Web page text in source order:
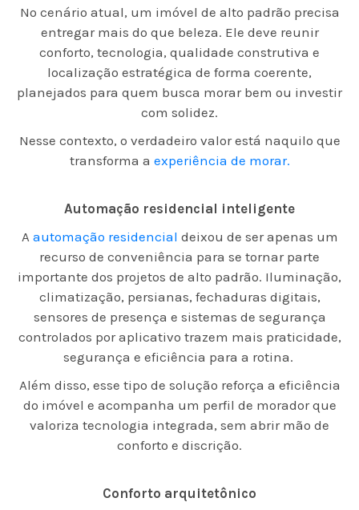
No cenário atual, um imóvel de alto padrão precisa
entregar mais do que beleza. Ele deve reunir
conforto, tecnologia, qualidade construtiva e
localização estratégica de forma coerente,
planejados para quem busca morar bem ou investir
com solidez.
Nesse contexto, o verdadeiro valor está naquilo que
transforma a experiência de morar.
Automação residencial inteligente
A automação residencial deixou de ser apenas um
recurso de conveniência para se tornar parte
importante dos projetos de alto padrão. Iluminação,
climatização, persianas, fechaduras digitais,
sensores de presença e sistemas de segurança
controlados por aplicativo trazem mais praticidade,
segurança e eficiência para a rotina.
Além disso, esse tipo de solução reforça a eficiência
do imóvel e acompanha um perfil de morador que
valoriza tecnologia integrada, sem abrir mão de
conforto e discrição.
Conforto arquitetônico